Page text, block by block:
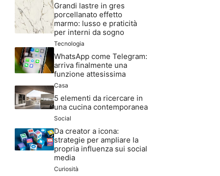
Grandi lastre in gres
porcellanato effetto
marmo: lusso e praticità
per interni da sogno
Tecnologia
WhatsApp come Telegram:
arriva finalmente una
funzione attesissima
Casa
5 elementi da ricercare in
una cucina contemporanea
Social
Da creator a icona:
strategie per ampliare la
propria influenza sui social
media
Curiosità